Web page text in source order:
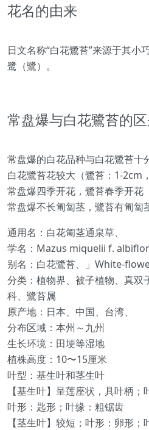
花名的由来
日文名称“白花鷺苔”来源于其小
鹭（鷺）。
常盘爆与白花鷺苔的
常盘爆的白花品种与白花鷺苔十
白花鷺苔花较大（鷺苔：1-2cm
常盘爆四季开花，鷺苔春季开花
常盘爆不长匍匐茎，鷺苔有匍匐
通用名：白花匍茎通泉草、
学名：Mazus miquelii f.
别名：白花鷺苔、」White-
分类：植物界、被子植物、真双
科、鷺苔属
原产地：日本、中国、台湾、
分布区域：本州～九州
生长环境：田埂等湿地
植株高度：10〜15厘米
叶型：基生叶和茎生叶
【基生叶】呈莲座状，具叶柄
叶形：匙形；叶缘：粗锯齿
【茎生叶】较短；叶形：卵形